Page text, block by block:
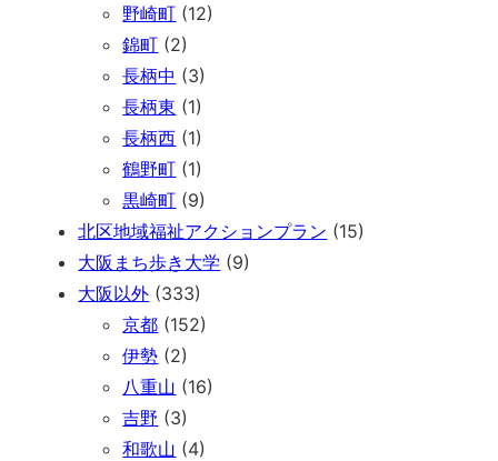
野崎町 (12)
錦町 (2)
長柄中 (3)
長柄東 (1)
長柄西 (1)
鶴野町 (1)
黒崎町 (9)
北区地域福祉アクションプラン (15)
大阪まち歩き大学 (9)
大阪以外 (333)
京都 (152)
伊勢 (2)
八重山 (16)
吉野 (3)
和歌山 (4)